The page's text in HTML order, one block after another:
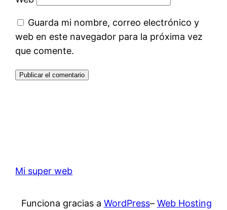
Guarda mi nombre, correo electrónico y
web en este navegador para la próxima vez
que comente.
Mi super web
Funciona gracias a WordPress– Web Hosting